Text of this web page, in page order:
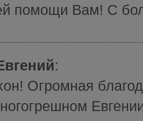
помощи Вам! С
:
Огромная